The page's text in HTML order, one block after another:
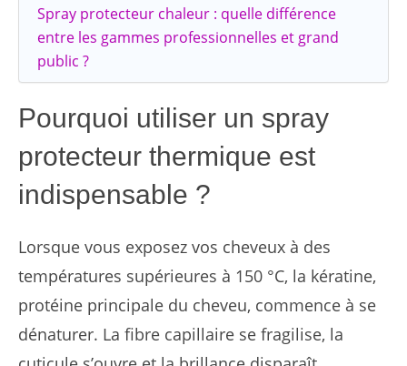
Spray protecteur chaleur : quelle différence
entre les gammes professionnelles et grand
public ?
Pourquoi utiliser un spray
protecteur thermique est
indispensable ?
Lorsque vous exposez vos cheveux à des
températures supérieures à 150 °C, la kératine,
protéine principale du cheveu, commence à se
dénaturer. La fibre capillaire se fragilise, la